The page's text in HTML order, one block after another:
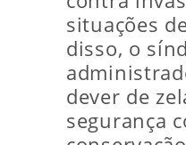
situações
disso, o
dever de
segurança